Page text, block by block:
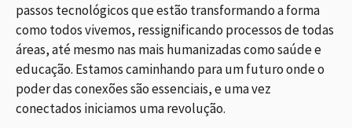
passos tecnológicos que estão transformando a forma
como todos vivemos, ressignificando processos de todas
áreas, até mesmo nas mais humanizadas como saúde e
educação. Estamos caminhando para um futuro onde o
poder das conexões são essenciais, e uma vez
conectados iniciamos uma revolução.